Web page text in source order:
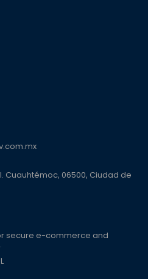
Cuauhtémoc, 06500, Ciudad de
secure e-commerce and